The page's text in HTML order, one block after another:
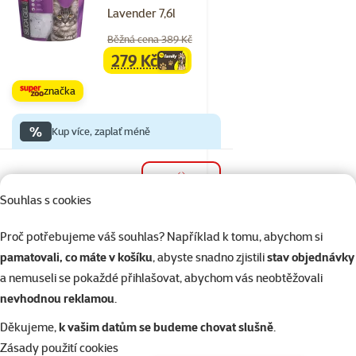
Souhlas s cookies
Proč potřebujeme váš souhlas? Například k tomu, abychom si
pamatovali, co máte v košíku, abyste snadno zjistilistav objednávky
a nemuseli se pokaždé přihlašovat, abychom vás neobtěžovali
nevhodnou reklamou.
Děkujeme,k vašim datům se budeme chovat slušně.
Zásady použití cookies
Lavender 7,6l
Běžná cena 389 Kč
familycena
279 Kč
značka
% Kup více, zaplať méně
Kočkolit Magic Pearls
Original 16l
Hodnocení 90%, počet hodnocení: 21
21×
hodnocení
Cena
459 Kč